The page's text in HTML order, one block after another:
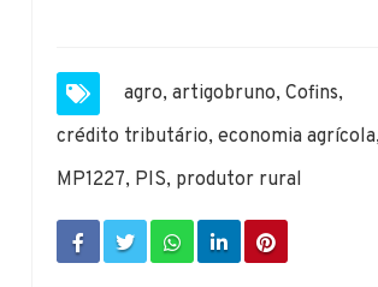
agro,artigobruno,Cofins,
crédito tributário,economia agrícola,
MP1227, PIS, produtor rural